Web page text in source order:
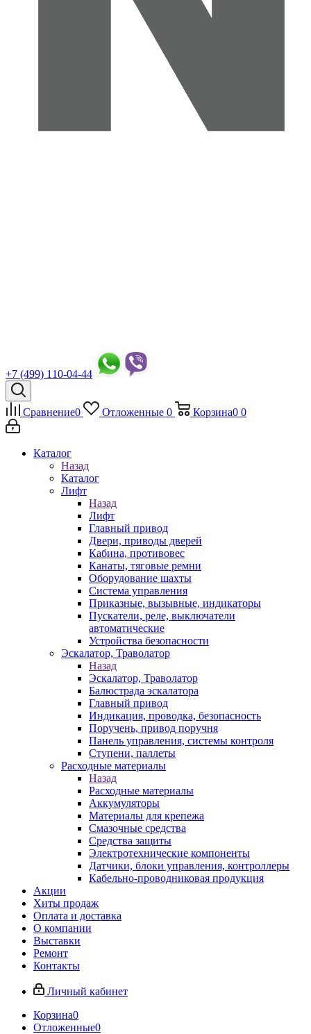
+7 (499) 110-04-44
Сравнение0 Отложенные 0 Корзина0 0
Каталог
Назад
Каталог
Лифт
Назад
Лифт
Главный привод
Двери, приводы дверей
Кабина, противовес
Канаты, тяговые ремни
Оборудование шахты
Система управления
Приказные, вызывные, индикаторы
Пускатели, реле, выключатели
автоматические
Устройства безопасности
Эскалатор, Траволатор
Назад
Эскалатор, Траволатор
Балюстрада эскалатора
Главный привод
Индикация, проводка, безопасность
Поручень, привод поручня
Панель управления, системы контроля
Ступени, паллеты
Расходные материалы
Назад
Расходные материалы
Аккумуляторы
Материалы для крепежа
Смазочные средства
Средства защиты
Электротехнические компоненты
Датчики, блоки управления, контроллеры
Кабельно-проводниковая продукция
Акции
Хиты продаж
Оплата и доставка
О компании
Выставки
Ремонт
Контакты
Личный кабинет
Корзина0
Отложенные0